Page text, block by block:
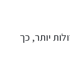
יותר, כך